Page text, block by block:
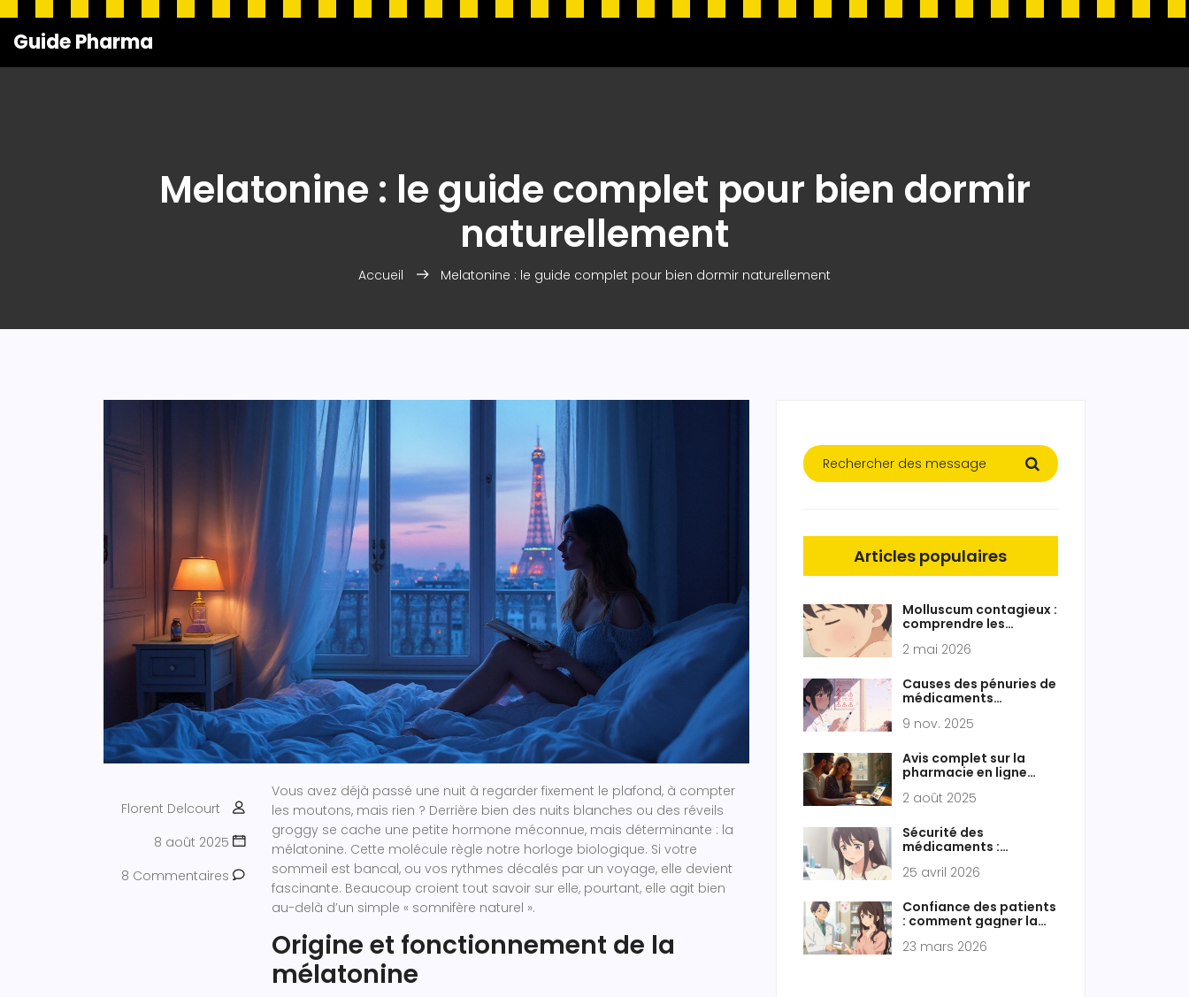
Guide Pharma
Melatonine : le guide complet pour bien dormir
naturellement
Accueil Melatonine : le guide complet pour bien dormir naturellement
Florent Delcourt
8 août 2025
8 Commentaires
Vous avez déjà passé une nuit à regarder fixement le plafond, à compter
les moutons, mais rien ? Derrière bien des nuits blanches ou des réveils
groggy se cache une petite hormone méconnue, mais déterminante : la
mélatonine. Cette molécule règle notre horloge biologique. Si votre
sommeil est bancal, ou vos rythmes décalés par un voyage, elle devient
fascinante. Beaucoup croient tout savoir sur elle, pourtant, elle agit bien
au-delà d’un simple « somnifère naturel ».
Origine et fonctionnement de la
mélatonine
Articles populaires
Molluscum contagieux :
comprendre les
et traitements
2 mai 2026
Causes des pénuries de
médicaments
de fabrication et de
d'approvisionnement
9 nov. 2025
Avis complet sur la
pharmacie en ligne
: fiabilité, prix et
2 août 2025
Sécurité des
médicaments :
pour éviter les erreurs
25 avril 2026
Confiance des patients
: comment gagner la
médicaments
23 mars 2026